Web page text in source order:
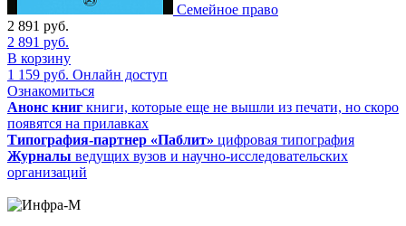
Семейное право
2 891 руб.
2 891 руб.
В корзину
1 159 руб. Онлайн доступ
Ознакомиться
Анонс книг книги, которые еще не вышли из печати, но скоро
появятся на прилавках
Типография-партнер «Паблит» цифровая типография
Журналы ведущих вузов и научно-исследовательских
организаций